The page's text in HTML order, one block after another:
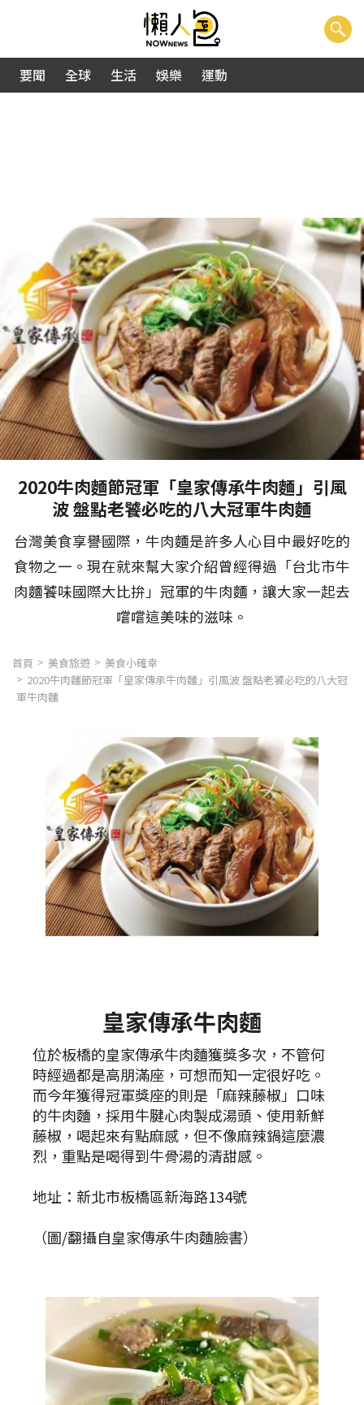
要聞 全球 生活 娛樂 運動
2020牛肉麵節冠軍「皇家傳承牛肉麵」引風
波 盤點老饕必吃的八大冠軍牛肉麵
台灣美食享譽國際，牛肉麵是許多人心目中最好吃的
食物之一。現在就來幫大家介紹曾經得過「台北市牛
肉麵饕味國際大比拚」冠軍的牛肉麵，讓大家一起去
嚐嚐這美味的滋味。
首頁 美食旅遊
美食小確幸
2020牛肉麵節冠軍「皇家傳承牛肉麵」引風波 盤點老饕必吃的八大冠
軍牛肉麵
皇家傳承牛肉麵
位於板橋的皇家傳承牛肉麵獲獎多次，不管何
時經過都是高朋滿座，可想而知一定很好吃。
而今年獲得冠軍獎座的則是「麻辣藤椒」口味
的牛肉麵，採用牛腱心肉製成湯頭、使用新鮮
藤椒，喝起來有點麻感，但不像麻辣鍋這麼濃
烈，重點是喝得到牛骨湯的清甜感。
地址：新北市板橋區新海路134號
（圖/翻攝自皇家傳承牛肉麵臉書）